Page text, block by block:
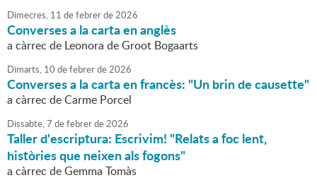
Dimecres, 11 defebrerde2026
Converses a la carta en anglès
a càrrec de Leonora de Groot Bogaarts
Dimarts, 10 defebrerde2026
Converses a la carta en francès: "Un brin de causette"
a càrrec de Carme Porcel
Dissabte,7 defebrerde2026
Taller d'escriptura: Escrivim! "Relats a foc lent,
històries que neixen als fogons"
a càrrec de Gemma Tomàs